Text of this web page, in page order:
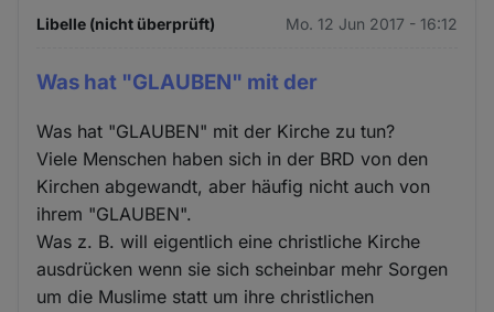
Libelle (nicht überprüft) Mo. 12 Jun 2017 - 16:12
Was hat "GLAUBEN" mit der
Was hat "GLAUBEN" mit der Kirche zu tun?
Viele Menschen haben sich in der BRD von den
Kirchen abgewandt, aber häufig nicht auch von
ihrem "GLAUBEN".
Was z. B. will eigentlich eine christliche Kirche
ausdrücken wenn sie sich scheinbar mehr Sorgen
um die Muslime statt um ihre christlichen